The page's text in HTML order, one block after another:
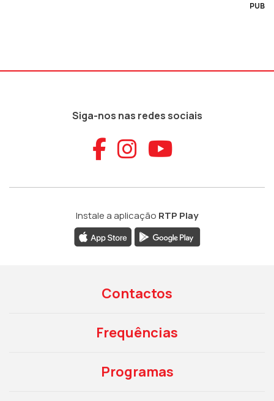
PUB
Siga-nos nas redes sociais
Aceder ao
Aceder ao
Aceder
Instale a aplicação RTP Play
Contactos
Frequências
Programas